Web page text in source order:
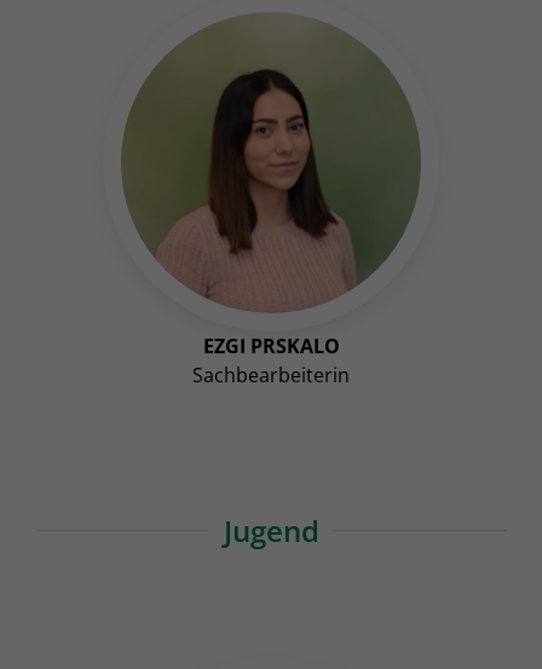
EZGI PRSKALO
Sachbearbeiterin
Jugend